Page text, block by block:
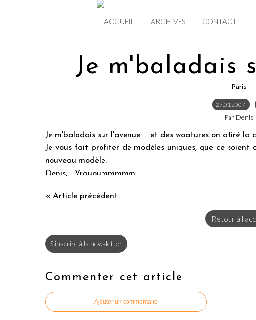
ACCUEIL ARCHIVES CONTACT
Je m'baladais
Paris
27.01.2007
Par Denis
Je m'baladais sur l'avenue ... et des woatures on atiré la
Je vous fait profiter de modèles uniques, que ce
nouveau modèle.
Denis, Vrauoummmmm
« Article précédent
Retour à
S'inscrire à la newsletter
Commenter cet article
Ajouter un commentaire